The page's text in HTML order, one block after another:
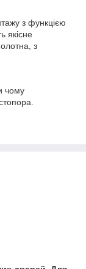
з функцією
якісне
з
чому